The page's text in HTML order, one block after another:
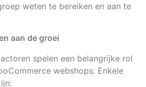
weten te bereiken en aan te
aan de groei
spelen een belangrijke rol
webshops. Enkele